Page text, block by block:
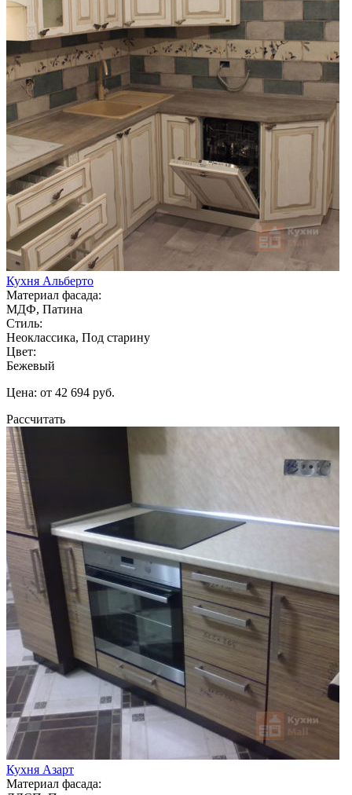
Кухня Альберто
Материал фасада:
МДФ, Патина
Стиль:
Неоклассика, Под старину
Цвет:
Бежевый
Цена: от 42 694 руб.
Рассчитать
Кухня Азарт
Материал фасада: